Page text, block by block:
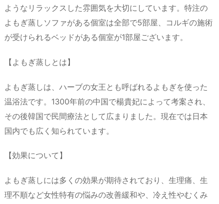
ようなリラックスした雰囲気を大切にしています。特注の
よもぎ蒸しソファがある個室は全部で5部屋、コルギの施術
が受けられるベッドがある個室が1部屋ございます。
【よもぎ蒸しとは】
よもぎ蒸しは、ハーブの女王とも呼ばれるよもぎを使った
温浴法です。1300年前の中国で楊貴妃によって考案され、
その後韓国で民間療法として広まりました。現在では日本
国内でも広く知られています。
【効果について】
よもぎ蒸しには多くの効果が期待されており、生理痛、生
理不順など女性特有の悩みの改善緩和や、冷え性やむくみ